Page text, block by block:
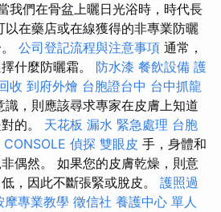
我們在骨盆上曬日光浴時，時代長
在藥店或在線獲得的非專業防曬
公司登記流程與注意事項 通常，
什麼防曬霜。 防水漆 餐飲設備 護
收 到府外燴 台胞證台中 台中抓龍
識，則應該尋求專家在皮膚上知道
的。 天花板 漏水 緊急處理 台胞
CONSOLE 偵探 雙眼皮 手，身體和
偶然。 如果您的皮膚乾燥，則意
，因此不斷張緊或脫皮。 護照過
摩專業教學 徵信社 養護中心 單人